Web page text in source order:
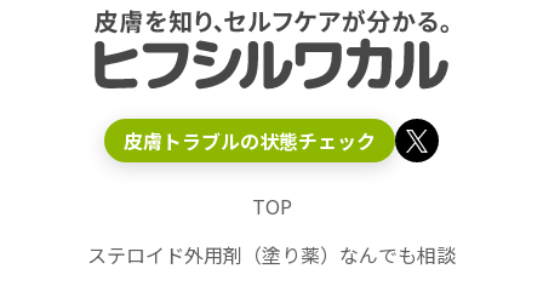
皮膚トラブルの状態チェック
TOP
ステロイド外用剤（塗り薬）なんでも相談